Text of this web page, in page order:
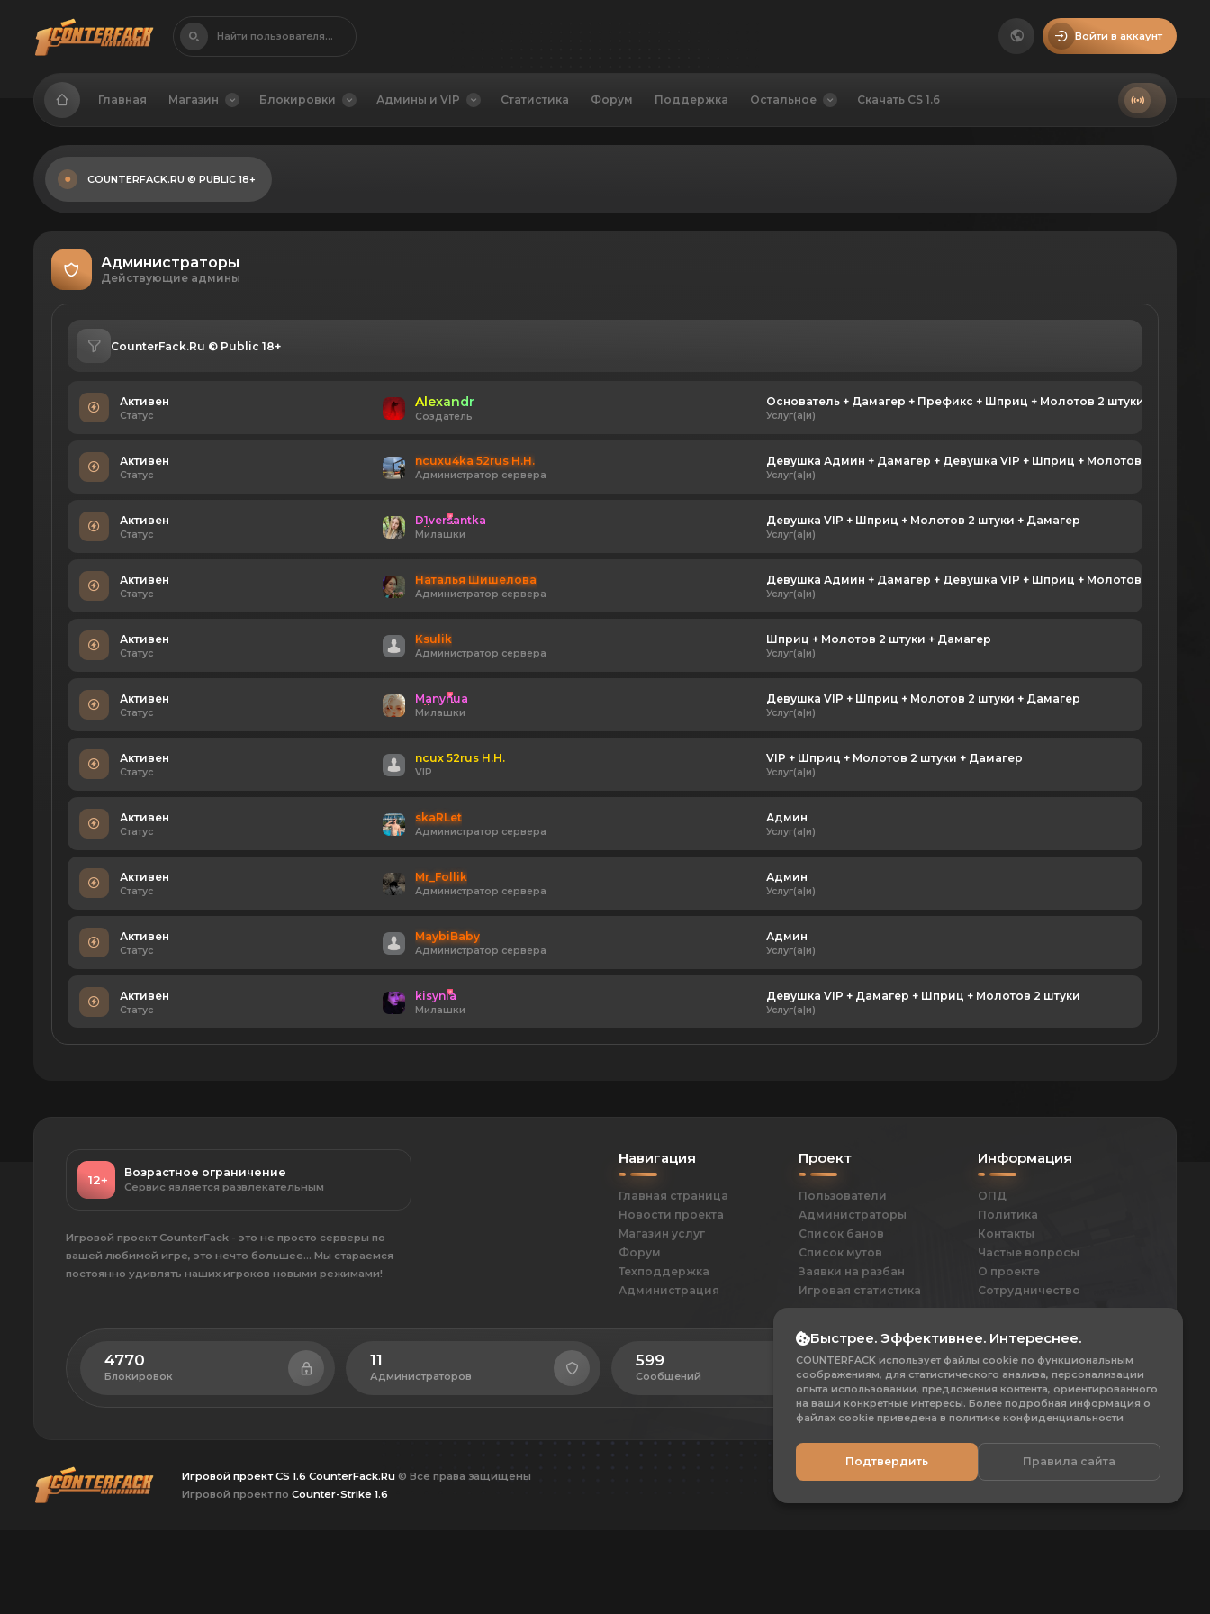
Найти пользователя... Войти в аккаунт
Главная Магазин Блокировки Админы и VIP Статистика Форум Поддержка Остальное Скачать CS 1.6
COUNTERFACK.RU © PUBLIC 18+
Администраторы
Действующие админы
CounterFack.Ru © Public 18+
Активен
Статус
Alexandr
Создатель Услуг(а|и)
Активен
Статус
ncuxu4ka 52rus H.H.
Администратор сервера Услуг(а|и)
Активен
Статус
D1versantka
Милашки
Девушка VIP + Шприц + Молотов 2 штуки + Дамагер
Услуг(а|и)
Активен
Статус
Наталья Шишелова
Администратор сервера Услуг(а|и)
Активен
Статус
Ksulik
Администратор сервера
Шприц + Молотов 2 штуки + Дамагер
Услуг(а|и)
Активен
Статус
Manynua
Милашки
Девушка VIP + Шприц + Молотов 2 штуки + Дамагер
Услуг(а|и)
Активен
Статус
ncux 52rus H.H.
VIP
VIP + Шприц + Молотов 2 штуки + Дамагер
Услуг(а|и)
Активен
Статус
skaRLet
Администратор сервера
Админ
Услуг(а|и)
Активен
Статус
Mr_Follik
Администратор сервера
Админ
Услуг(а|и)
Активен
Статус
MaybiBaby
Администратор сервера
Админ
Услуг(а|и)
Активен
Статус
kisynia
Милашки
Девушка VIP + Дамагер + Шприц + Молотов 2 штуки
Услуг(а|и)
12+
Возрастное ограничение
Сервис является развлекательным
Игровой проект CounterFack - это не просто серверы по
вашей любимой игре, это нечто большее... Мы стараемся
постоянно удивлять наших игроков новыми режимами!
Навигация
Главная страница
Новости проекта
Магазин услуг
Форум
Техподдержка
Администрация
Проект
Пользователи
Администраторы
Список банов
Список мутов
Заявки на разбан
Игровая статистика
Информация
ОПД
Политика
Контакты
Частые вопросы
О проекте
Сотрудничество
4770
Блокировок
11
Администраторов
599
Сообщений
542 +5
Рейтинг игроков
Игровой проект CS 1.6 CounterFack.Ru © Все права защищены
Игровой проект по Counter-Strike 1.6
Быстрее. Эффективнее. Интереснее.
COUNTERFACK использует файлы cookie по функциональным
соображениям, для статистического анализа, персонализации
опыта использовании, предложения контента, ориентированного
на ваши конкретные интересы. Более подробная информация о
файлах cookie приведена в политике конфиденциальности
Подтвердить Правила сайта